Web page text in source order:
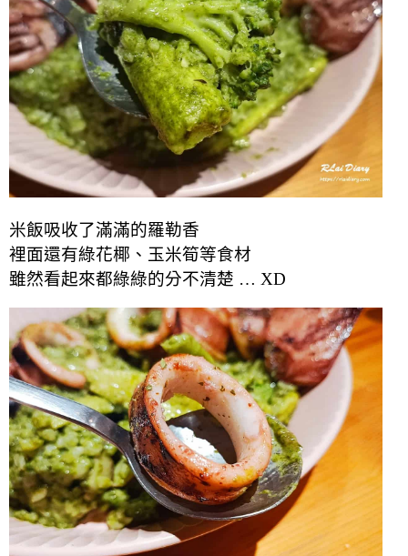
米飯吸收了滿滿的羅勒香
裡面還有綠花椰、玉米筍等食材
雖然看起來都綠綠的分不清楚 … XD